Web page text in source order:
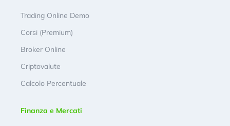
Trading Online Demo
Corsi (Premium)
Broker Online
Criptovalute
Calcolo Percentuale
Finanza e Mercati